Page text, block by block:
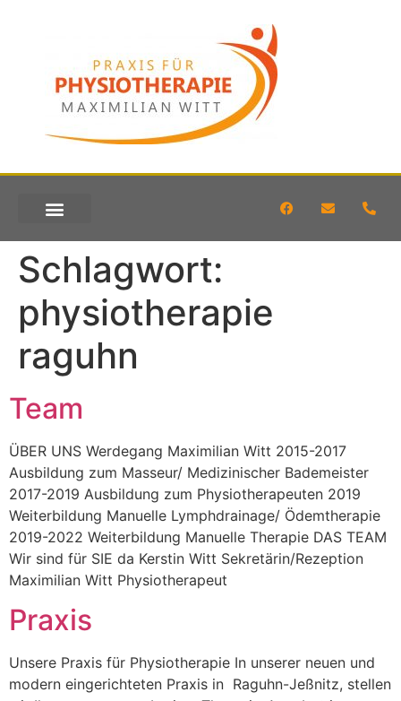
Schlagwort:
physiotherapie
raguhn
Team
ÜBER UNS Werdegang Maximilian Witt 2015-2017
Ausbildung zum Masseur/ Medizinischer Bademeister
2017-2019 Ausbildung zum Physiotherapeuten 2019
Weiterbildung Manuelle Lymphdrainage/ Ödemtherapie
2019-2022 Weiterbildung Manuelle Therapie DAS TEAM
Wir sind für SIE da Kerstin Witt Sekretärin/Rezeption
Maximilian Witt Physiotherapeut
Praxis
Unsere Praxis für Physiotherapie In unserer neuen und
modern eingerichteten Praxis in Raguhn-Jeßnitz, stellen